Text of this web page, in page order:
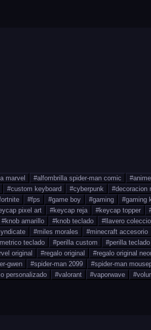
marvel #alfombrilla spider-man comic #anime
#custom keyboard #cyberpunk #decoracion
#fps #game boy #gaming #gaming
pixel art #keycap reja #keycap topper
#knob amarillo #knob teclado # llavero
#miles morales #minecraft accesorio
teclado #perilla custom #perilla
original #regalo original #regalo original
gwen #spider-man 2099 #spider-man
personalizado #valorant #vaporwave #